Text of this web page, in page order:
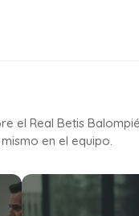
el Real Betis
en el equipo.